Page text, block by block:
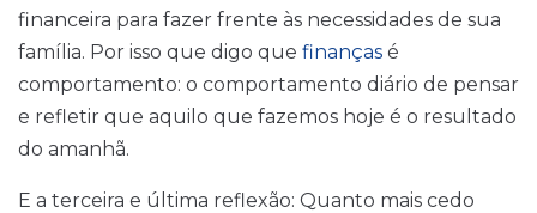
financeira para fazer frente às necessidades de sua
família. Por isso que digo que finanças é
comportamento: o comportamento diário de pensar
e refletir que aquilo que fazemos hoje é o resultado
do amanhã.
E a terceira e última reflexão: Quanto mais cedo